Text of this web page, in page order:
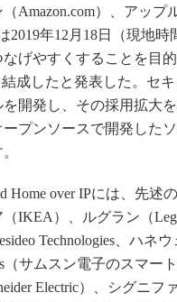
Amazon.com）、アップ
2019年12月18日（現地
げやすくすることを目
結成したと発表した。セ
を開発し、その採用拡大
プンソースで開発した
Home over IPには、先述
IKEA）、ルグラン（
Technologies、ハネ
（サムスン電子のスマー
Electric）、シグニ